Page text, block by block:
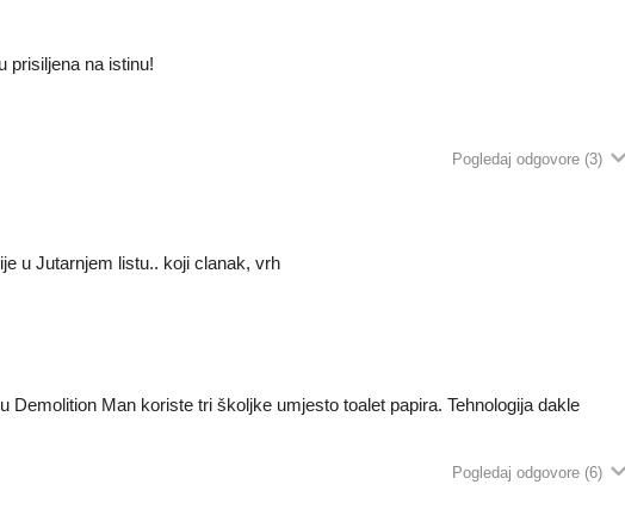
prisiljena na istinu!
Pogledaj odgovore (3)
u Jutarnjem listu.. koji clanak, vrh
Demolition Man koriste tri školjke umjesto toalet papira. Tehnologija dakle
Pogledaj odgovore (6)